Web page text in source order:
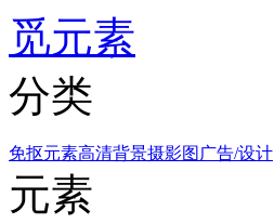
觅元素
分类
免抠元素高清背景摄影图 广告/设计
元素